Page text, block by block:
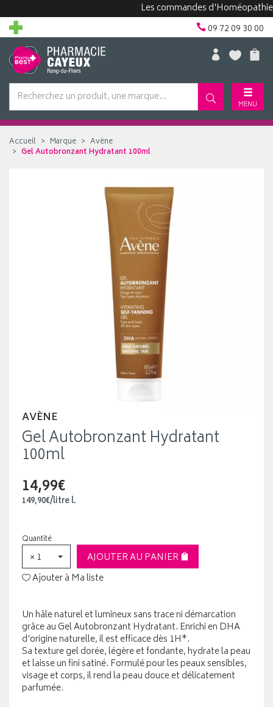
Les commandes d'Homéopathie
09 72 09 30 00
MENU
Accueil Marque
Avène
Gel Autobronzant Hydratant 100ml
AVÈNE
Gel Autobronzant Hydratant
100ml
14,99€
149,90€/litrel.
Quantité
× 1
AJOUTER AU PANIER
Ajouter à Ma liste
Un hâle naturel et lumineux sans trace ni démarcation
grâce au Gel Autobronzant Hydratant. Enrichi en DHA
d'origine naturelle, il est efficace dès 1H*.
Sa texture gel dorée, légère et fondante, hydrate la peau
et laisse un fini satiné. Formulé pour les peaux sensibles,
visage et corps, il rend la peau douce et délicatement
parfumée.